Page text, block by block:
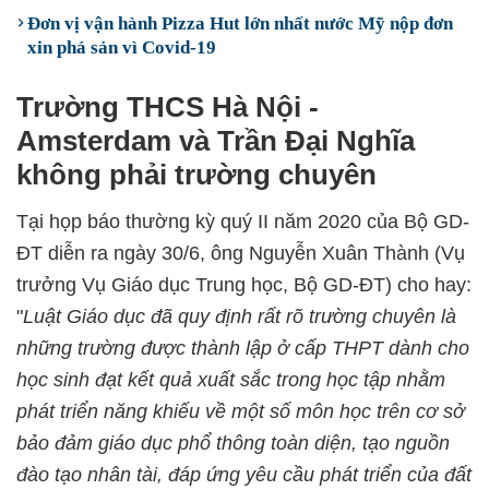
Đơn vị vận hành Pizza Hut lớn nhất nước Mỹ nộp đơn
xin phá sản vì Covid-19
Trường THCS Hà Nội -
Amsterdam và Trần Đại Nghĩa
không phải trường chuyên
Tại họp báo thường kỳ quý II năm 2020 của Bộ GD-
ĐT diễn ra ngày 30/6, ông Nguyễn Xuân Thành (Vụ
trưởng Vụ Giáo dục Trung học, Bộ GD-ĐT) cho hay:
"Luật Giáo dục đã quy định rất rõ trường chuyên là
những trường được thành lập ở cấp THPT dành cho
học sinh đạt kết quả xuất sắc trong học tập nhằm
phát triển năng khiếu về một số môn học trên cơ sở
bảo đảm giáo dục phổ thông toàn diện, tạo nguồn
đào tạo nhân tài, đáp ứng yêu cầu phát triển của đất